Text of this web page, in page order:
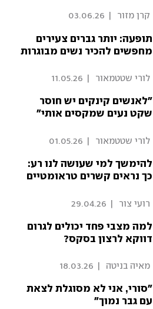
קרן מזור 03.06.26
תופעה: יותר גברים צעירים
מחפשים להכיר נשים מבוגרות
לורי שטטמאור 11.05.26
"לאנשים קינקים יש חוסר
שקט נעים שמקסים אותי"
לורי שטטמאור 01.05.26
להימשך למי שעושה לנו רע:
כך נראים קשרים טראומטיים
רועי צור 29.04.26
למה מצבי פחד יכולים לגרום
דווקא לרצון בסקס?
מאיה בניטה 18.03.26
"סורי, אני לא מסוגלת לצאת
עם גבר נמוך"